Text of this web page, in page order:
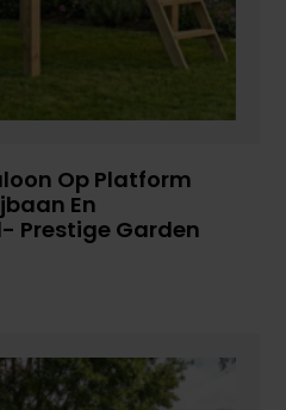
Op Platform
En
Prestige Garden